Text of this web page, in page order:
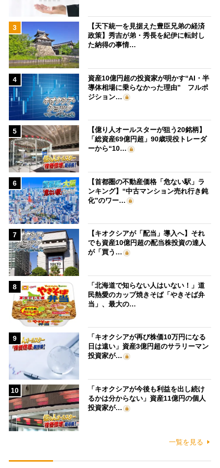
3
【天下統一を見据えた豊臣兄弟の経済
政策】秀吉が弟・秀長を紀伊に転封し
た納得の事情…
4
資産10億円超の投資家が明かす“AI・半
導体相場に乗らなかった理由” フルポ
ジション…
5
【億り人オールスターが狙う20銘柄】
「総資産69億円超」90歳現役トレーダ
ーから“10…
6
【首都圏の不動産価格「危ない駅」ラ
ンキング】“中古マンション売れ行き鈍
化”のワー…
7
【キオクシアが「配当」導入へ】それ
でも資産10億円超の配当株投資の達人
が「買う…
8
「北海道で知らない人はいない！」道
民熱愛のカップ焼きそば「やきそば弁
当」、最大の…
9
「キオクシアが再び株価10万円になる
日は遠い」資産3億円超のサラリーマン
投資家が…
10
「キオクシアが今後も利益を出し続け
るかは分からない」資産11億円の個人
投資家が…
一覧を見る